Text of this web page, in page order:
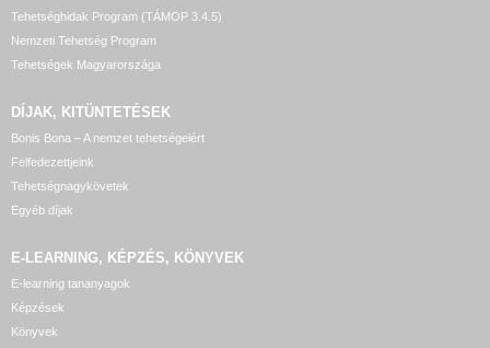
Tehetséghidak Program (TÁMOP 3.4.5)
Nemzeti Tehetség Program
Tehetségek Magyarországa
DÍJAK, KITÜNTETÉSEK
Bonis Bona – A nemzet tehetségeiért
Felfedezettjeink
Tehetségnagykövetek
Egyéb díjak
E-LEARNING, KÉPZÉS, KÖNYVEK
E-learning tananyagok
Képzések
Könyvek